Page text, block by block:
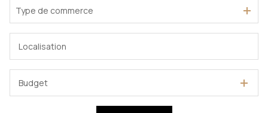
De l'immo pro
Type de commerce
Budget